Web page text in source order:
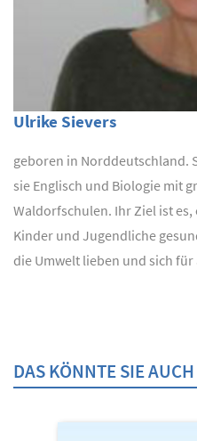
Ulrike Sievers
geboren in Norddeutschland.
sie Englisch und Biologie mit
Waldorfschulen. Ihr Ziel ist es,
Kinder und Jugendliche
die Umwelt lieben und sich für
DAS KÖNNTE SIE